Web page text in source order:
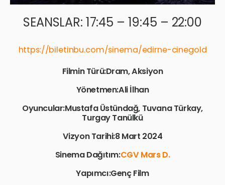
SEANSLAR: 17:45 – 19:45 – 22:00
https://biletinbu.com/sinema/edirne-cinegold
Filmin Türü:Dram, Aksiyon
Yönetmen:Ali İlhan
Oyuncular:Mustafa Üstündağ, Tuvana Türkay,
Turgay Tanülkü
Vizyon Tarihi:8 Mart 2024
Sinema Dağıtım:CGV Mars D.
Yapımcı:Genç Film